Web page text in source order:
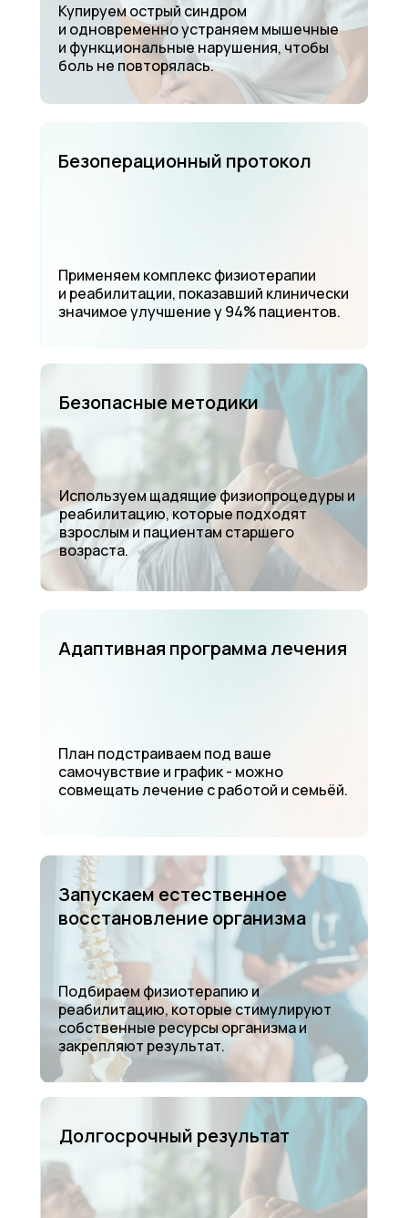
Купируем острый синдром
и одновременно устраняем мышечные
и функциональные нарушения, чтобы
боль не повторялась.
Применяем комплекс физиотерапии
и реабилитации, показавший клинически
значимое улучшение у 94% пациентов.
Безоперационный протокол
План подстраиваем под ваше
самочувствие и график - можно
совмещать лечение с работой и семьёй.
Подбираем физиотерапию и
реабилитацию, которые стимулируют
собственные ресурсы организма и
закрепляют результат.
Используем щадящие физиопроцедуры и
реабилитацию, которые подходят
взрослым и пациентам старшего
возраста.
Адаптивная программа лечения
Запускаем естественное
восстановление организма
Безопасные методики
Долгосрочный результат